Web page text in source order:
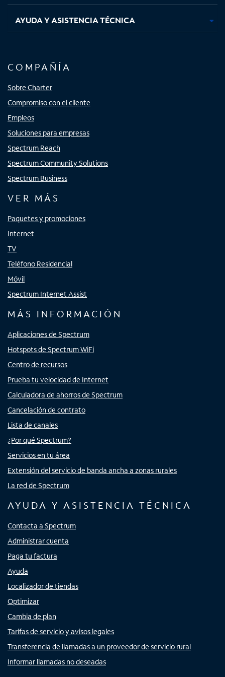
AYUDA Y ASISTENCIA TÉCNICA
COMPAÑÍA
Sobre Charter
Compromiso con el cliente
Empleos
Soluciones para empresas
Spectrum Reach
Spectrum Community Solutions
Spectrum Business
VER MÁS
Paquetes y promociones
Internet
TV
Teléfono Residencial
Móvil
Spectrum Internet Assist
MÁS INFORMACIÓN
Aplicaciones de Spectrum
Hotspots de Spectrum WiFi
Centro de recursos
Prueba tu velocidad de Internet
Calculadora de ahorros de Spectrum
Cancelación de contrato
Lista de canales
¿Por qué Spectrum?
Servicios en tu área
Extensión del servicio de banda ancha a zonas rurales
La red de Spectrum
AYUDA Y ASISTENCIA TÉCNICA
Contacta a Spectrum
Administrar cuenta
Paga tu factura
Ayuda
Localizador de tiendas
Optimizar
Cambia de plan
Tarifas de servicio y avisos legales
Transferencia de llamadas a un proveedor de servicio rural
Informar llamadas no deseadas